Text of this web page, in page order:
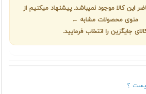
این کالا موجود نمیباشد. پیشنهاد میکنیم از
منوی محصولات مشابه ←
جایگزین را انتخاب فرمایید.
؟